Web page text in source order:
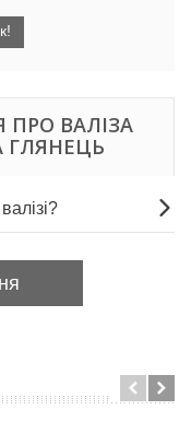
ПРО ВАЛІЗА
ГЛЯНЕЦЬ